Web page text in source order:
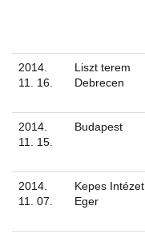
2014.
11. 16.
Liszt terem
Debrecen
2014.
11. 15.
Budapest
2014.
11. 07.
Kepes Intézet,
Eger